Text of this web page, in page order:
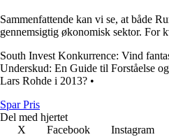
Sammenfattende kan vi se, at både
gennemsigtig økonomisk sektor. For
South Invest Konkurrence: Vind
Underskud: En Guide til Forståelse
Lars Rohde i 2013? •
Spar Pris
Del med hjertet
X
Facebook Instagram